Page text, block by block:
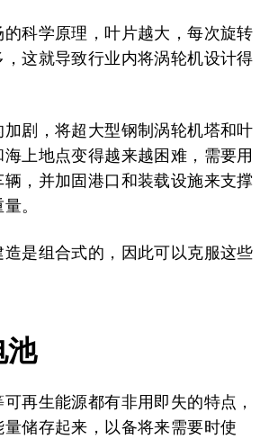
科学原理，叶片越大，每次旋转
这就导致行业内将涡轮机设计得
剧，将超大型钢制涡轮机塔和叶
海上地点变得越来越困难，需要用
，并加固港口和装载设施来支撑
。
是组合式的，因此可以克服这些
池
再生能源都有非用即失的特点，
储存起来，以备将来需要时使